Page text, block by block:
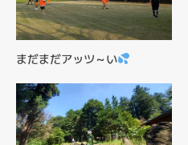
まだまだアッツ～い